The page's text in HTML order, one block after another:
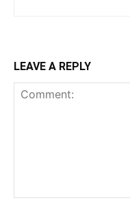
LEAVE A REPLY